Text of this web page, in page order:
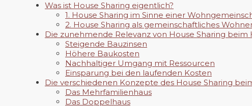
Was ist House Sharing eigentlich?
1. House Sharing im Sinne einer
2. House Sharing als gemeinschaftliches
Die zunehmende Relevanz von House Sharing beim
Steigende Bauzinsen
Höhere Baukosten
Nachhaltiger Umgang mit Ressourcen
Einsparung bei den laufenden Kosten
Die verschiedenen Konzepte des House Sharing
Das Mehrfamilienhaus
Das Doppelhaus